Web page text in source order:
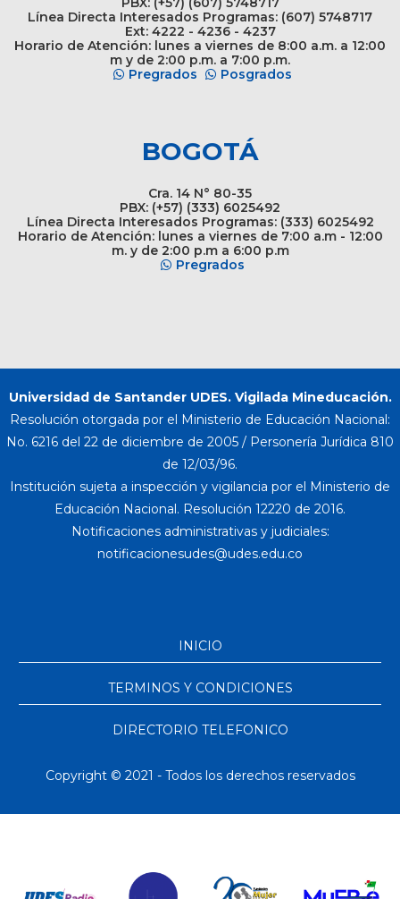
Línea Directa Interesados Programas: (607) 5748717
Ext: 4222 - 4236 - 4237
Horario de Atención: lunes a viernes de 8:00 a.m. a 12:00
m y de 2:00 p.m. a 7:00 p.m.
Pregrados
Posgrados
BOGOTÁ
Cra. 14 N° 80-35
PBX: (+57) (333) 6025492
Línea Directa Interesados Programas: (333) 6025492
Horario de Atención: lunes a viernes de 7:00 a.m - 12:00
m. y de 2:00 p.m a 6:00 p.m
Pregrados
Universidad de Santander UDES. Vigilada Mineducación.
Resolución otorgada por el Ministerio de Educación Nacional:
No. 6216 del 22 de diciembre de 2005 / Personería Jurídica 810
de 12/03/96.
Institución sujeta a inspección y vigilancia por el Ministerio de
Educación Nacional. Resolución 12220 de 2016.
Notificaciones administrativas y judiciales:
INICIO
TERMINOS Y CONDICIONES
DIRECTORIO TELEFONICO
Copyright © 2021 - Todos los derechos reservados